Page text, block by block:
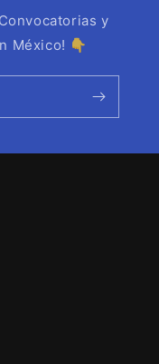
y
México! 👇